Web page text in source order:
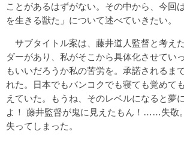
ことがあるはずがない。その中から、今回
を生きる獣た」について述べていきたい。
サブタイトル案は、藤井道人監督と考え
ダーがあり、私がそこから具体化させてい
もいいだろうか私の苦労を。承諾されるま
れた。日本でもバンコクでも寝ても覚めて
えていた。もうね、そのレベルになると夢
よ！ 藤井監督が鬼に見えたもん！……失敬
失ってしまった。